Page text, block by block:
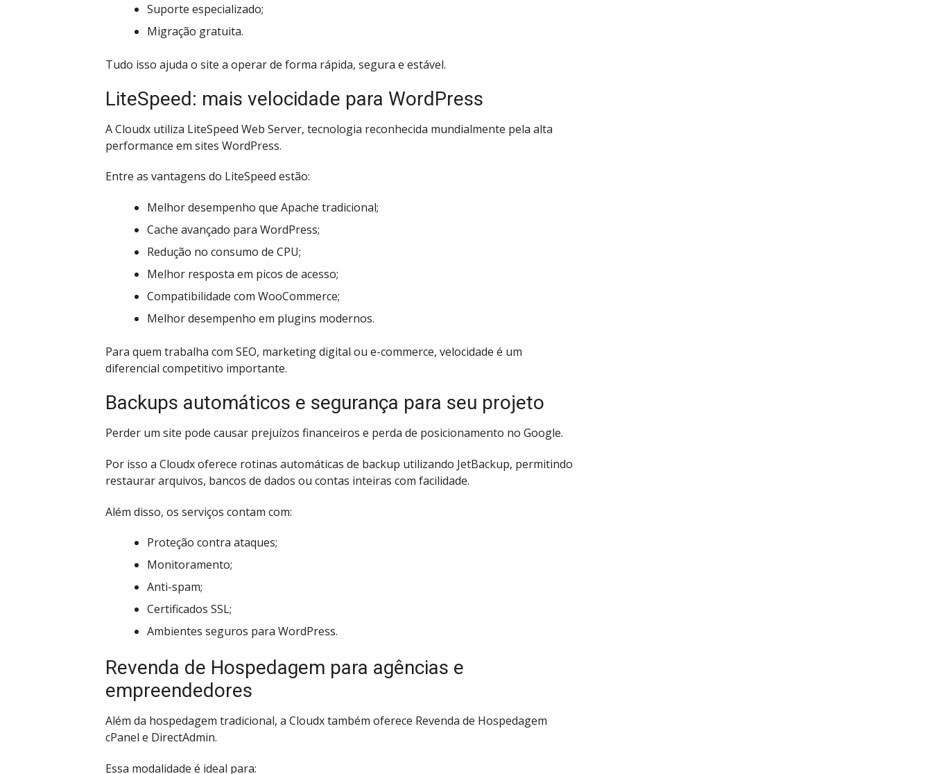
Suporte especializado;
Migração gratuita.
Tudo isso ajuda o site a operar de forma rápida, segura e estável.
LiteSpeed: mais velocidade para WordPress
A Cloudx utiliza LiteSpeed Web Server, tecnologia reconhecida mundialmente pela alta
performance em sites WordPress.
Entre as vantagens do LiteSpeed estão:
Melhor desempenho que Apache tradicional;
Cache avançado para WordPress;
Redução no consumo de CPU;
Melhor resposta em picos de acesso;
Compatibilidade com WooCommerce;
Melhor desempenho em plugins modernos.
Para quem trabalha com SEO, marketing digital ou e-commerce, velocidade é um
diferencial competitivo importante.
Backups automáticos e segurança para seu projeto
Perder um site pode causar prejuízos financeiros e perda de posicionamento no Google.
Por isso a Cloudx oferece rotinas automáticas de backup utilizando JetBackup, permitindo
restaurar arquivos, bancos de dados ou contas inteiras com facilidade.
Além disso, os serviços contam com:
Proteção contra ataques;
Monitoramento;
Anti-spam;
Certificados SSL;
Ambientes seguros para WordPress.
Revenda de Hospedagem para agências e
empreendedores
Além da hospedagem tradicional, a Cloudx também oferece Revenda de Hospedagem
cPanel e DirectAdmin.
Essa modalidade é ideal para: